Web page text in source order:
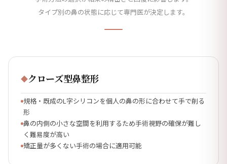
タイプ別の鼻の状態に応じて専門医が決定します。
◆クローズ型鼻整形
規格・既成のL字シリコンを個人の鼻の形に合わせて手で削る
形
鼻の内側の小さな空間を利用するため手術視野の確保が難し
く難易度が高い
矯正量が多くない手術の場合に適用可能